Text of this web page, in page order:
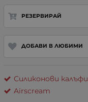
РЕЗЕРВИРАЙ
ДОБАВИ В ЛЮБИМИ
Силиконови калъфи
Airscream